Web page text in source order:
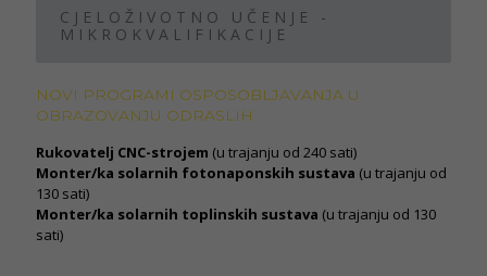
CJELOŽIVOTNO UČENJE -
MIKROKVALIFIKACIJE
NOVI PROGRAMI OSPOSOBLJAVANJA U
OBRAZOVANJU ODRASLIH
Rukovatelj CNC-strojem (u trajanju od 240 sati)
Monter/ka solarnih fotonaponskih sustava (u trajanju od
130 sati)
Monter/ka solarnih toplinskih sustava (u trajanju od 130
sati)